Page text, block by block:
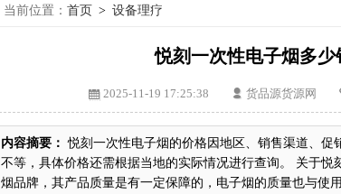
当前位置： 首页 > 设备理疗
悦刻一次性电子烟多少
2025-11-19 17:25:38 货品源货源网
内容摘要： 悦刻一次性电子烟的价格因地区、销售渠道、
不等，具体价格还需根据当地的实际情况进行查询。 关于
烟品牌，其产品质量是有一定保障的，电子烟的质量也与使